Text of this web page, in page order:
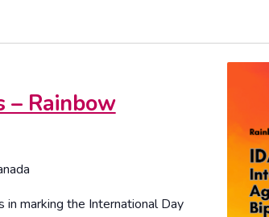
– Rainbow
marking the International Day